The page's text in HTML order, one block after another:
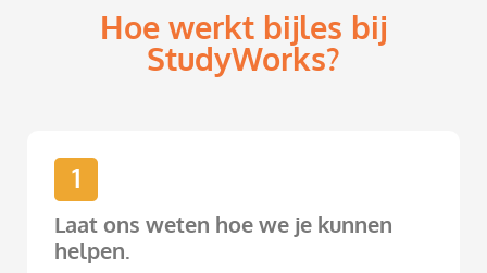
Hoe werkt bijles bij
StudyWorks?
1
Laat ons weten hoe we je kunnen
helpen.